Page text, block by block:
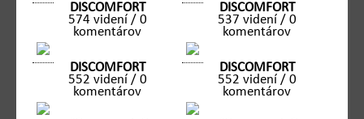
DISCOMFORT
574 videní / 0
komentárov
DISCOMFORT
537 videní / 0
komentárov
DISCOMFORT
552 videní / 0
komentárov
DISCOMFORT
552 videní / 0
komentárov